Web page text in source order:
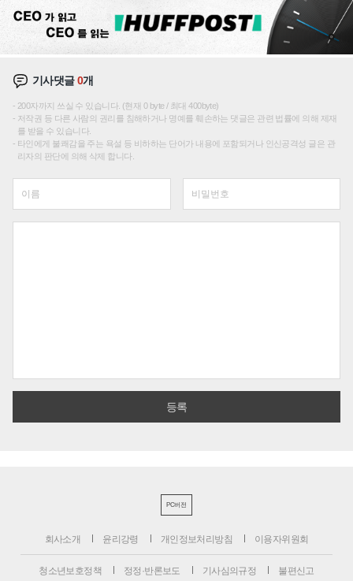
기사댓글0개
200자까지 쓰실 수 있습니다. (현재 0 byte / 최대 400byte)
저작권 등 다른 사람의 권리를 침해하거나 명예를 훼손하는 댓글은 관련 법률에 의해 제재
를 받을 수 있습니다.
타인에게 불쾌감을 주는 욕설 등 비하하는 단어가 내용에 포함되거나 인신공격성 글은 관
리자의 판단에 의해 삭제 합니다.
PC버전
회사소개 윤리강령 개인정보처리방침 이용자위원회
청소년보호정책 정정·반론보도 기사심의규정 불편신고